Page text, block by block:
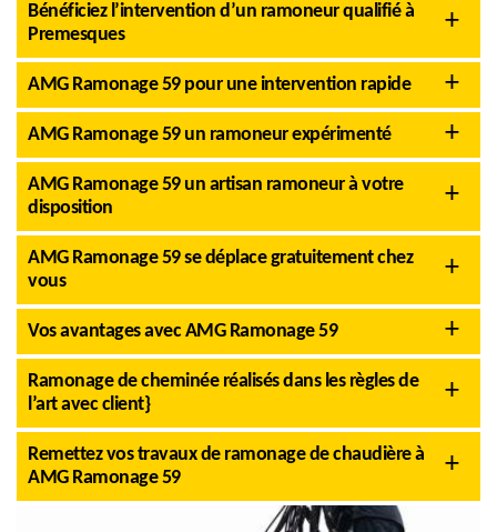
Bénéficiez l’intervention d’un ramoneur qualifié à
Premesques
AMG Ramonage 59 pour une intervention rapide
AMG Ramonage 59 un ramoneur expérimenté
AMG Ramonage 59 un artisan ramoneur à votre
disposition
AMG Ramonage 59 se déplace gratuitement chez
vous
Vos avantages avec AMG Ramonage 59
Ramonage de cheminée réalisés dans les règles de
l’art avec client}
Remettez vos travaux de ramonage de chaudière à
AMG Ramonage 59